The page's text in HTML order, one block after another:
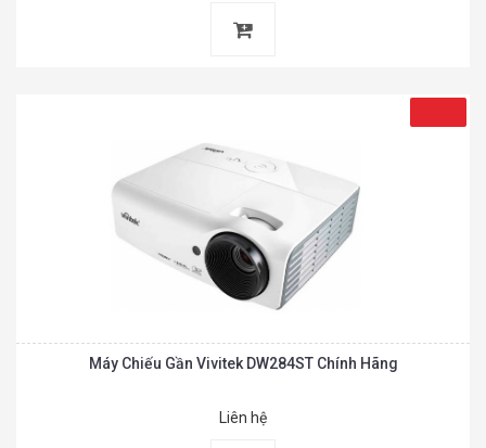
Máy Chiếu Gần Vivitek DW284ST Chính Hãng
Liên hệ